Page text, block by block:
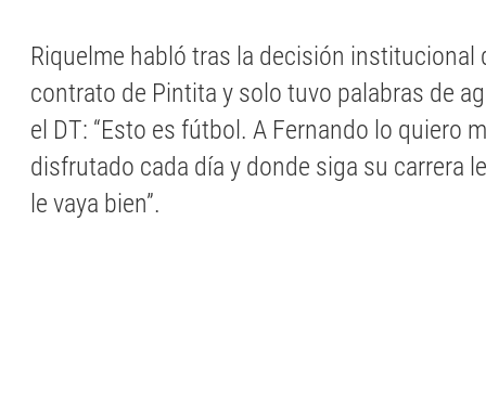
Riquelme habló tras la decisión institucional
contrato de Pintita y solo tuvo palabras de
el DT: “Esto es fútbol. A Fernando lo quiero
disfrutado cada día y donde siga su carrera
le vaya bien”.